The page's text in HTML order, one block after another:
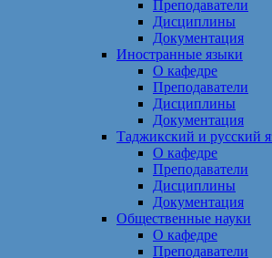
Преподаватели
Дисциплины
Документация
Иностранные языки
О кафедре
Преподаватели
Дисциплины
Документация
Таджикский и русский
О кафедре
Преподаватели
Дисциплины
Документация
Общественные науки
О кафедре
Преподаватели